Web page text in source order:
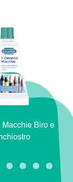
Macchie Biro e